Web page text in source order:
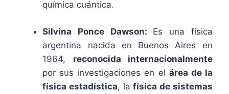
química cuántica.
Silvina Ponce Dawson: Es una física
argentina nacida en Buenos Aires en
1964, reconocida internacionalmente
por sus investigaciones en el área de la
física estadística, lafísica de sistemas